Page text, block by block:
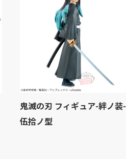
鬼滅の刃 フィギュア-絆ノ装-
伍拾ノ型